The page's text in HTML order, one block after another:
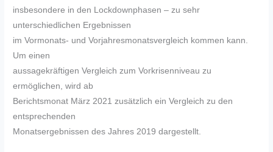
insbesondere in den Lockdownphasen – zu sehr
unterschiedlichen Ergebnissen
im Vormonats- und Vorjahresmonatsvergleich kommen kann.
Um einen
aussagekräftigen Vergleich zum Vorkrisenniveau zu
ermöglichen, wird ab
Berichtsmonat März 2021 zusätzlich ein Vergleich zu den
entsprechenden
Monatsergebnissen des Jahres 2019 dargestellt.